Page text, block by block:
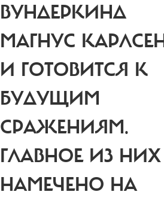
ВУНДЕРКИНД
МАГНУС
И ГОТОВИТСЯ К
БУДУЩИМ
СРАЖЕНИЯМ.
ГЛАВНОЕ ИЗ НИХ
НАМЕЧЕНО НА